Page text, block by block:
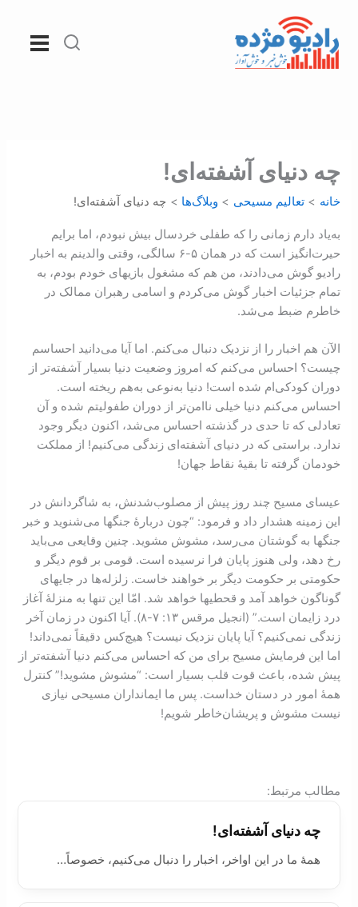
محتوا
چه دنیای آشفته‌ای!
خانه تعالیم مسیحی وبلاگ‌ها چه دنیای آشفته‌ای!
به‌یاد دارم زمانی را که طفلی خردسال بیش نبودم، اما برایم
حیرت‌انگیز است که در همان ۵-‏۶ سالگی، وقتی والدینم به اخبار
رادیو گوش می‌دادند، من هم که مشغول بازیهای خودم بودم، به
تمام جزئیات اخبار گوش می‌کردم و اسامی رهبران ممالک در
خاطرم ضبط می‌شد.
الآن هم اخبار را از نزدیک دنبال می‌کنم. اما آیا می‌دانید احساسم
چیست؟ احساس می‌کنم که امروز وضعیت دنیا بسیار آشفته‌تر از
دوران کودکی‌ام شده است! دنیا به‌نوعی به‌هم ریخته است.
احساس می‌کنم دنیا خیلی ناامن‌تر از دوران طفولیتم شده و آن
تعادلی که تا حدی در گذشته احساس می‌شد، اکنون دیگر وجود
ندارد. براستی که در دنیای آشفته‌ای زندگی می‌کنیم! از مملکت
خودمان گرفته تا بقیۀ نقاط جهان!
عیسای مسیح چند روز پیش از مصلوب‌شدنش، به شاگردانش در
این زمینه هشدار داد و فرمود: “چون دربارۀ جنگها می‌شنوید و خبر
جنگها به گوشتان می‌رسد، مشوش مشوید. چنین وقایعی می‌باید
رخ دهد، ولی هنوز پایان فرا نرسیده است. قومی بر قوم دیگر و
حکومتی بر حکومت دیگر بر خواهند خاست. زلزله‌ها در جایهای
گوناگون خواهد آمد و قحطیها خواهد شد. امّا این تنها به منزلۀ آغاز
درد زایمان است.” (انجیل مرقس ۱۳: ‏۷-‏۸). آیا اکنون در زمان آخر
زندگی نمی‌کنیم؟ آیا پایان نزدیک نیست؟ هیچ‌کس دقيقاً نمی‌داند!
اما این فرمایش مسیح برای من که احساس می‌کنم دنیا آشفته‌تر از
پیش شده، باعث قوت قلب بسیار است: “مشوش مشوید!” کنترل
همۀ امور در دستان خداست. پس ما ايمانداران مسيحی نیازی
نیست مشوش و پریشان‌خاطر شویم!
:مطالب مرتبط
چه دنیای آشفته‌ای!
همۀ ما در این اواخر، اخبار را دنبال می‌‌کنیم، خصوصاً…